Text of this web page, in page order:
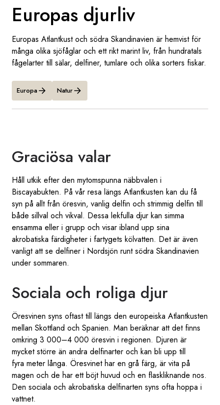
Europas djurliv
Europas Atlantkust och södra Skandinavien är hemvist för
många olika sjöfåglar och ett rikt marint liv, från hundratals
fågelarter till sälar, delfiner, tumlare och olika sorters fiskar.
Europa Natur
Graciösa valar
Håll utkik efter den mytomspunna näbbvalen i
Biscayabukten. På vår resa längs Atlantkusten kan du få
syn på allt från öresvin, vanlig delfin och strimmig delfin till
både sillval och vikval. Dessa lekfulla djur kan simma
ensamma eller i grupp och visar ibland upp sina
akrobatiska färdigheter i fartygets kölvatten. Det är även
vanligt att se delfiner i Nordsjön runt södra Skandinavien
under sommaren.
Sociala och roliga djur
Öresvinen syns oftast till längs den europeiska Atlantkusten
mellan Skottland och Spanien. Man beräknar att det finns
omkring 3 000–4 000 öresvin i regionen. Djuren är
mycket större än andra delfinarter och kan bli upp till
fyra meter långa. Öresvinet har en grå färg, är vita på
magen och de har ett böjt huvud och en flaskliknande nos.
Den sociala och akrobatiska delfinarten syns ofta hoppa i
vattnet.